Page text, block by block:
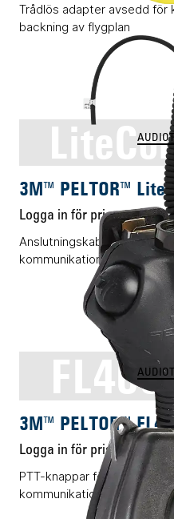
Trådlös adapter avsedd för
backning av flygplan
3M™ PELTOR™
Logga in för pris
Anslutningskablar mellan
kommunikationsenheter.
3M™ PELTOR™
Logga in för pris
PTT-knappar för koppling
kommunikationsenheter.